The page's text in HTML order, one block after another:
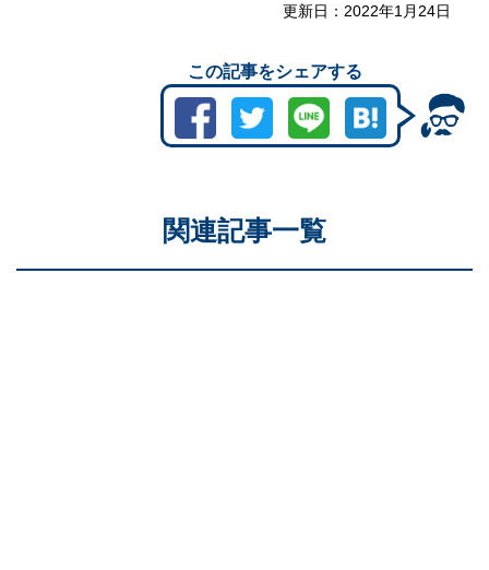
更新日： 2022年1月24日
この記事をシェアする
関連記事一覧